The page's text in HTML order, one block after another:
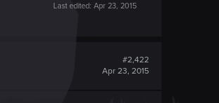
Last edited: Apr 23, 2015
#2,422
Apr 23, 2015